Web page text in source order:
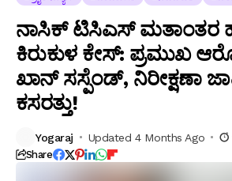
ನಾಸಿಕ್ ಟಿಸಿಎಸ್ ಮತಾಂತರ
ಕಿರುಕುಳ ಕೇಸ್: ಪ್ರಮುಖ
ಖಾನ್ ಸಸ್ಪೆಂಡ್, ನಿರೀಕ್ಷಣಾ
ಕಸರತ್ತು!
Yogaraj Updated 4 Months Ago
Share